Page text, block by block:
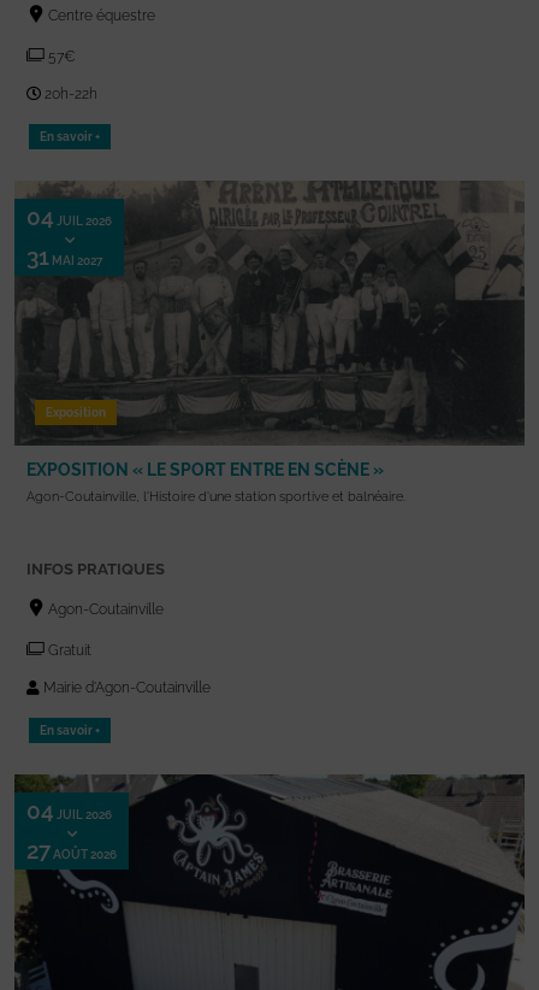
Centre équestre
57€
20h-22h
En savoir +
04 JUIL 2026
31 MAI 2027
Exposition
EXPOSITION « LE SPORT ENTRE EN SCÈNE »
Agon-Coutainville, l'Histoire d'une station sportive et balnéaire.
INFOS PRATIQUES
Agon-Coutainville
Gratuit
Mairie d'Agon-Coutainville
En savoir +
04 JUIL 2026
27 AOÛT 2026